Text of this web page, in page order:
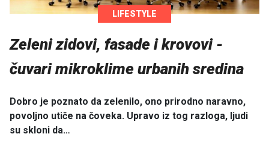
LIFESTYLE
Zeleni zidovi, fasade i krovovi -
čuvari mikroklime urbanih sredina
Dobro je poznato da zelenilo, ono prirodno naravno,
povoljno utiče na čoveka. Upravo iz tog razloga, ljudi
su skloni da…